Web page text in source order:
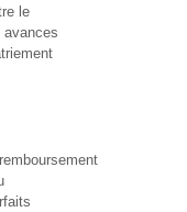
le
avances